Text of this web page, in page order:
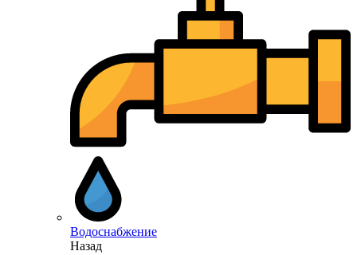
Водоснабжение
Назад